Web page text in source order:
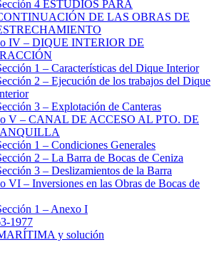
4 ESTUDIOS PARA
DE LAS OBRAS DE
IV – DIQUE INTERIOR DE
1 – Características del Dique Interior
2 – Ejecución de los trabajos del Dique
3 – Explotación de Canteras
V – CANAL DE ACCESO AL PTO. DE
1 – Condiciones Generales
2 – La Barra de Bocas de Ceniza
3 – Deslizamientos de la Barra
VI – Inversiones en las Obras de Bocas de
1 – Anexo I
1977
y solución